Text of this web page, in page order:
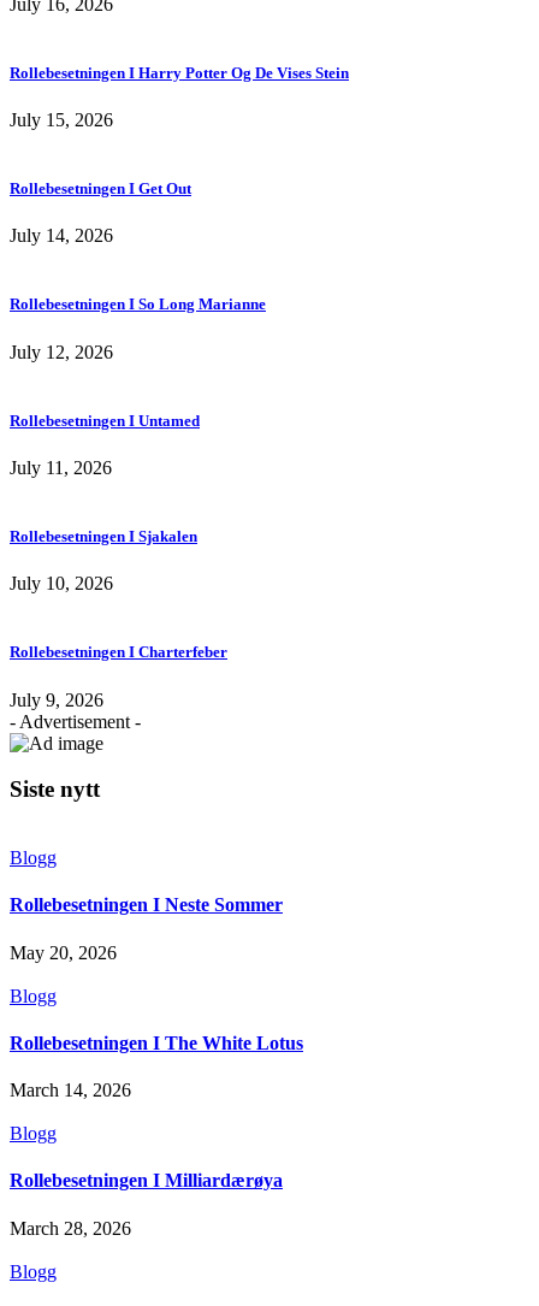
Rollebesetningen I Harry Potter Og De Vises Stein
July 15, 2026
Rollebesetningen I Get Out
July 14, 2026
Rollebesetningen I So Long Marianne
July 12, 2026
Rollebesetningen I Untamed
July 11, 2026
Rollebesetningen I Sjakalen
July 10, 2026
Rollebesetningen I Charterfeber
July 9, 2026
- Advertisement -
Siste nytt
Blogg
Rollebesetningen I Neste Sommer
May 20, 2026
Blogg
Rollebesetningen I The White Lotus
March 14, 2026
Blogg
Rollebesetningen I Milliardærøya
March 28, 2026
Blogg